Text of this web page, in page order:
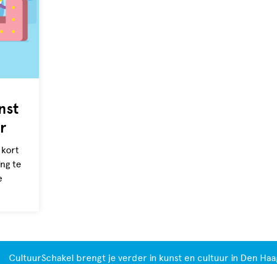
kort
te
CultuurSchakel brengt je verder in kunst en cultuur in Den